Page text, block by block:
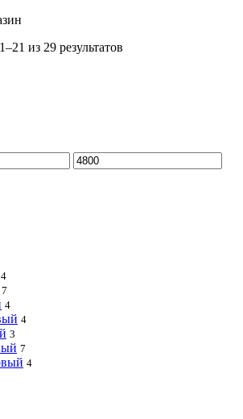
из 29 результатов
4
7
4
4
3
7
4